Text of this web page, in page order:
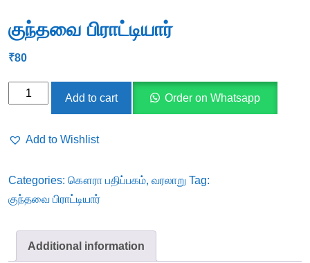
குந்தவை பிராட்டியார்
₹80
குந்தவை
Add to cart Order on Whatsapp
Add to Wishlist
Categories: கௌரா பதிப்பகம், வரலாறு Tag:
குந்தவை பிராட்டியார்
Additional information